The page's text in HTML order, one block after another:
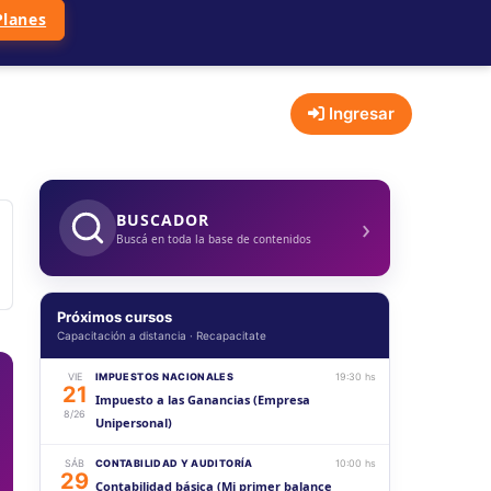
Ingresar
BUSCADOR
Buscá en toda la base de contenidos ›
Próximos cursos
Capacitación a distancia · Recapacitate
VIE
21
8/26
IMPUESTOS NACIONALES 19:30 hs
Impuesto a las Ganancias (Empresa
Unipersonal)
SÁB
29
CONTABILIDAD Y AUDITORÍA 10:00 hs
Contabilidad básica (Mi primer balance